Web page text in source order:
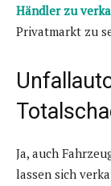
Händler zu
Privatmarkt zu
Ja, auch
lassen sich